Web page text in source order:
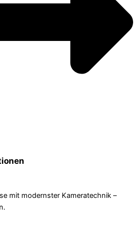
mit modernster Kameratechnik –